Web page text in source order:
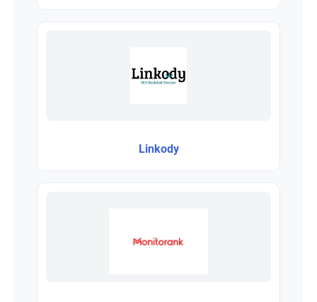
Linkody